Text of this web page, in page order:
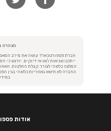
הצהרה
חברת פספורטכארד עושה את מירב
ייתכנו שגיאות ו/או אי דיוקים. יודגש כי
המלצה כלשהי לצורך קבלת החלטות.
החברה לא תישא באחריות כלשהי בגין
אודות